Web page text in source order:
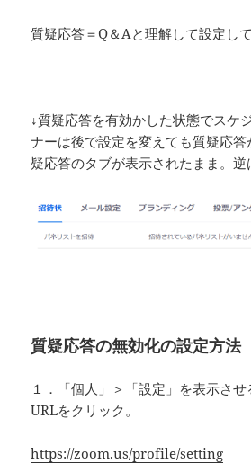
質疑応答＝Q＆Aと理解して設定して
↓質疑応答を有効かした状態でスケ
ナーは後で設定を変えても質疑応
疑応答のタブが表示されたまま。逆
質疑応答の無効化の設定方法
１．「個人」＞「設定」を表示さ
URLをクリック。
https://zoom.us/profile/setting